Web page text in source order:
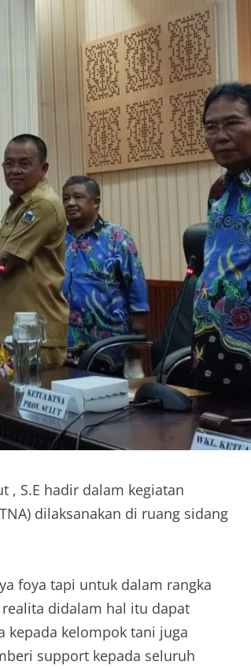
, S.E hadir dalam kegiatan
dilaksanakan di ruang sidang
foya tapi untuk dalam rangka
didalam hal itu dapat
kepada kelompok tani juga
support kepada seluruh